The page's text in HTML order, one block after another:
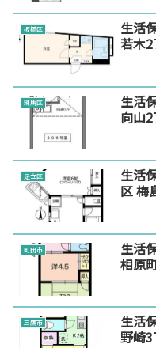
板橋区
生活
若木2
練馬区
生活
向山
足立区
生活
区 梅
町田市
生活
相原
三鷹市
生活
野崎3